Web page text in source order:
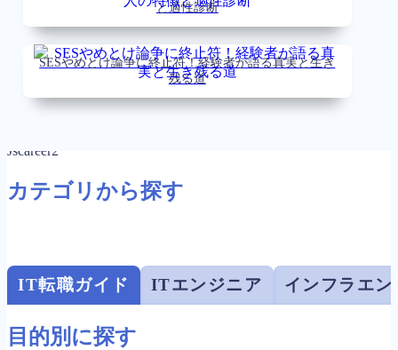
と適性診断
SESやめとけ論争に終止符！経験者が語る真実と生き
残る道
Jscareer2
カテゴリから探す
IT転職ガイド ITエンジニア インフラエン
目的別に探す